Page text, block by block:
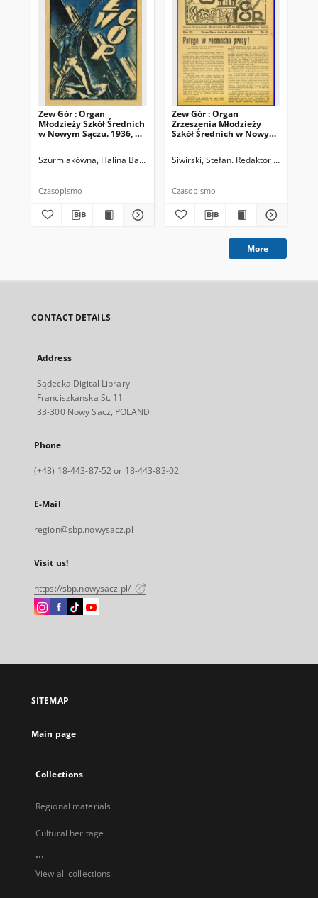
Zew Gór : Organ
Młodzieży Szkół Średnich
w Nowym Sączu. 1936, R.
Szurmiakówna, Halina Barbara (1920-1945). Redaktor naczelny
Czasopismo
Zew Gór : Organ
Zrzeszenia Młodzieży
Szkół Średnich w Nowym
Siwirski, Stefan. Redaktor naczelny
Czasopismo
More
CONTACT DETAILS
Address
Sądecka Digital Library
Franciszkanska St. 11
33-300 Nowy Sacz, POLAND
Phone
(+48) 18-443-87-52 or 18-443-83-02
E-Mail
region@sbp.nowysacz.pl
Visit us!
https://sbp.nowysacz.pl/
Instagram
open
new
Facebook
open
new
Instagram
open
new
Instagram
open
SITEMAP
Main page
Collections
Regional materials
Cultural heritage
...
View all collections